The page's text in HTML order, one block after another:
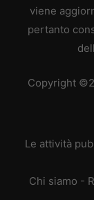
viene
pertanto
Copyright
Le attività
Chi siamo -